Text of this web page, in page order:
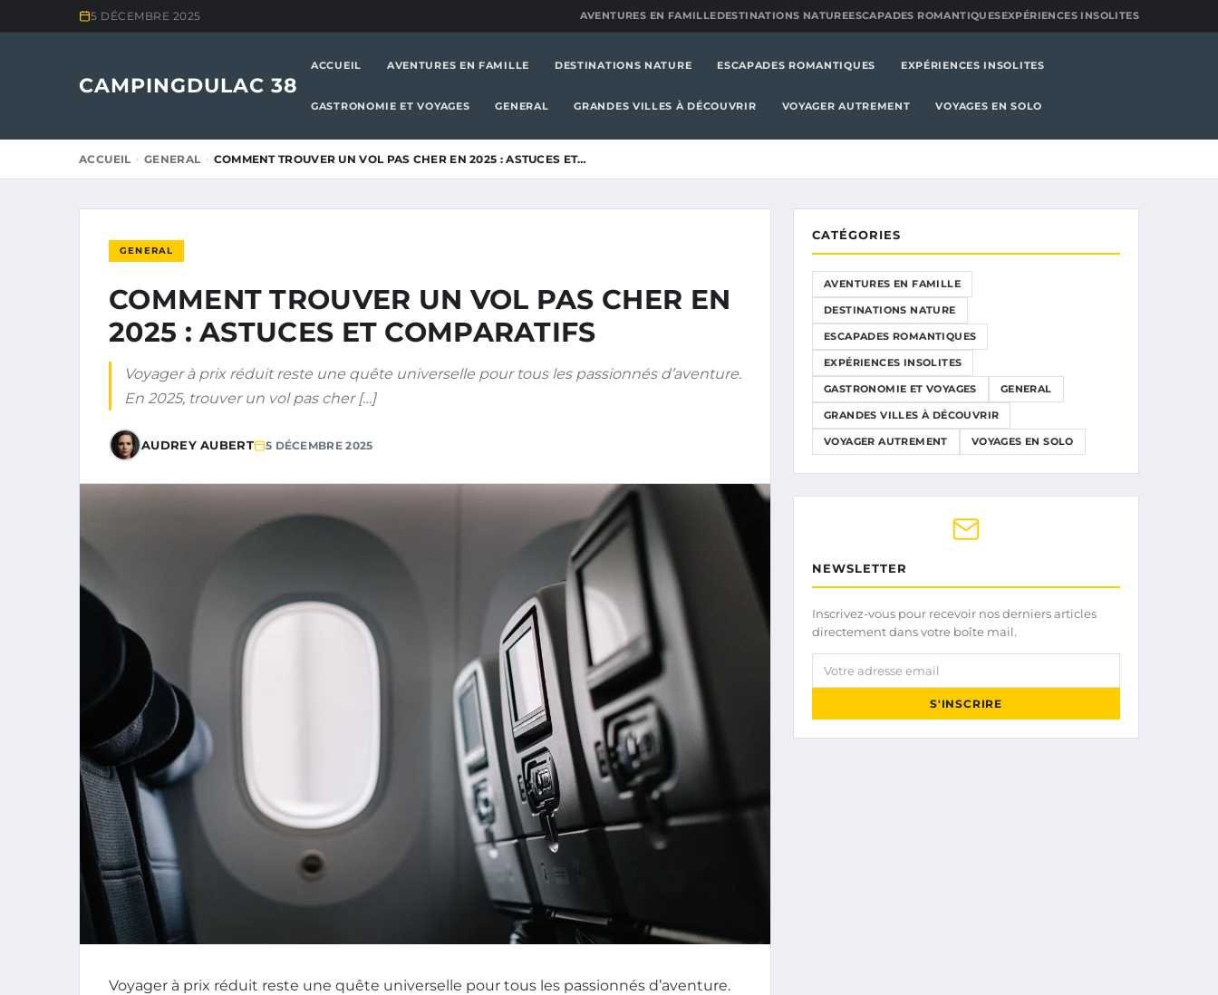
5 DÉCEMBRE 2025 AVENTURES EN FAMILLEDESTINATIONS NATUREESCAPADES ROMANTIQUESEXPÉRIENCES INSOLITES
CAMPINGDULAC 38
ACCUEIL AVENTURES EN FAMILLE DESTINATIONS NATURE ESCAPADES ROMANTIQUES EXPÉRIENCES INSOLITES
GASTRONOMIE ET VOYAGES GENERAL GRANDES VILLES À DÉCOUVRIR VOYAGER AUTREMENT VOYAGES EN SOLO
ACCUEIL GENERAL COMMENT TROUVER UN VOL PAS CHER EN 2025 : ASTUCES ET…
GENERAL
COMMENT TROUVER UN VOL PAS CHER EN
2025 : ASTUCES ET COMPARATIFS
Voyager à prix réduit reste une quête universelle pour tous les passionnés d’aventure.
En 2025, trouver un vol pas cher […]
AUDREY AUBERT 5 DÉCEMBRE 2025
Voyager à prix réduit reste une quête universelle pour tous les passionnés d’aventure.
CATÉGORIES
AVENTURES EN FAMILLE
DESTINATIONS NATURE
ESCAPADES ROMANTIQUES
EXPÉRIENCES INSOLITES
GASTRONOMIE ET VOYAGES GENERAL
GRANDES VILLES À DÉCOUVRIR
VOYAGER AUTREMENT VOYAGES EN SOLO
NEWSLETTER
Inscrivez-vous pour recevoir nos derniers articles
directement dans votre boîte mail.
Votre adresse email
S'INSCRIRE